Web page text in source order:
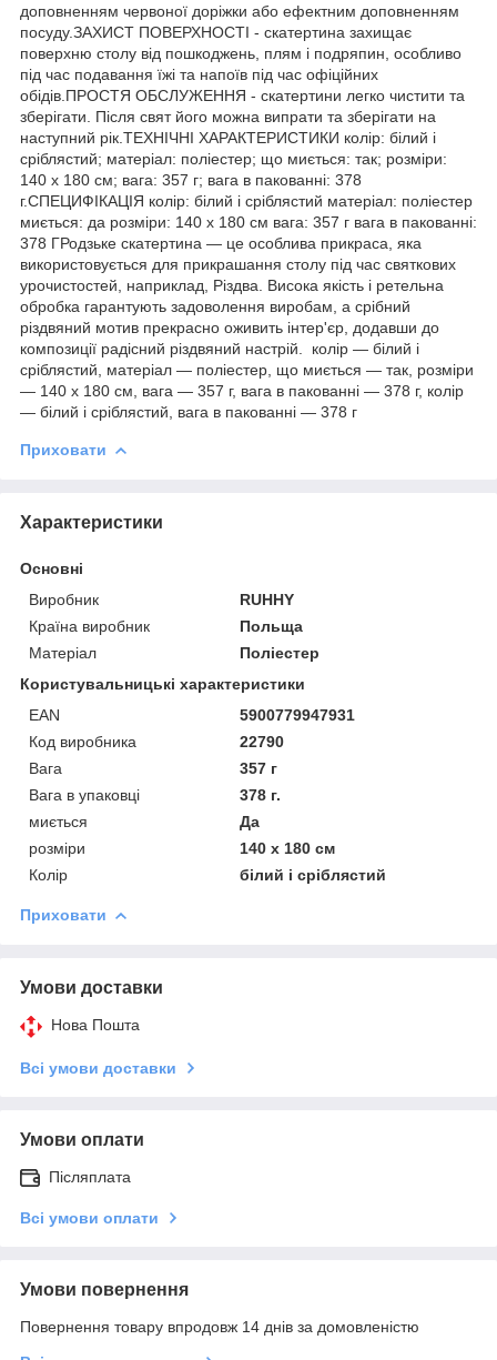
доповненням червоної доріжки або ефектним доповненням
посуду.ЗАХИСТ ПОВЕРХНОСТІ - скатертина захищає
поверхню столу від пошкоджень, плям і подряпин, особливо
під час подавання їжі та напоїв під час офіційних
обідів.ПРОСТЯ ОБСЛУЖЕННЯ - скатертини легко чистити та
зберігати. Після свят його можна випрати та зберігати на
наступний рік.ТЕХНІЧНІ ХАРАКТЕРИСТИКИ колір: білий і
сріблястий; матеріал: поліестер; що миється: так; розміри:
140 х 180 см; вага: 357 г; вага в пакованні: 378
г.СПЕЦИФІКАЦІЯ колір: білий і сріблястий матеріал: поліестер
миється: да розміри: 140 х 180 см вага: 357 г вага в пакованні:
378 ГРодзьке скатертина — це особлива прикраса, яка
використовується для прикрашання столу під час святкових
урочистостей, наприклад, Різдва. Висока якість і ретельна
обробка гарантують задоволення виробам, а срібний
різдвяний мотив прекрасно оживить інтер'єр, додавши до
композиції радісний різдвяний настрій. колір — білий і
сріблястий, матеріал — поліестер, що миється — так, розміри
— 140 х 180 см, вага — 357 г, вага в пакованні — 378 г, колір
— білий і сріблястий, вага в пакованні — 378 г
Приховати
Характеристики
Основні
Виробник
RUHHY
Країна виробник
Польща
Матеріал
Поліестер
Користувальницькі характеристики
EAN
5900779947931
Код виробника
22790
Вага
357 г
Вага в упаковці
378 г.
миється
Да
розміри
140 х 180 см
Колір
білий і сріблястий
Приховати
Умови доставки
Нова Пошта
Всі умови доставки
Умови оплати
Післяплата
Всі умови оплати
Умови повернення
Повернення товару впродовж 14 днів за домовленістю